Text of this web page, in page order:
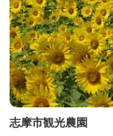
志摩市観光農園